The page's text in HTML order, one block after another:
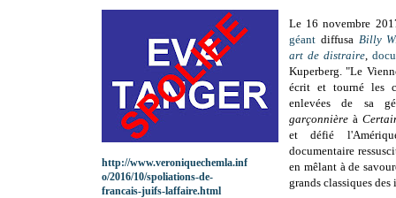
Le 16 novembre
géant diffusa Billy
art de distraire,
Kuperberg. "Le
écrit et tourné les
enlevées de sa
garçonnière à
et défié
documentaire
en mêlant à de
grands classiques
http://www.veroniquechemla.inf
o/2016/10/spoliations-de-
francais-juifs-laffaire.html